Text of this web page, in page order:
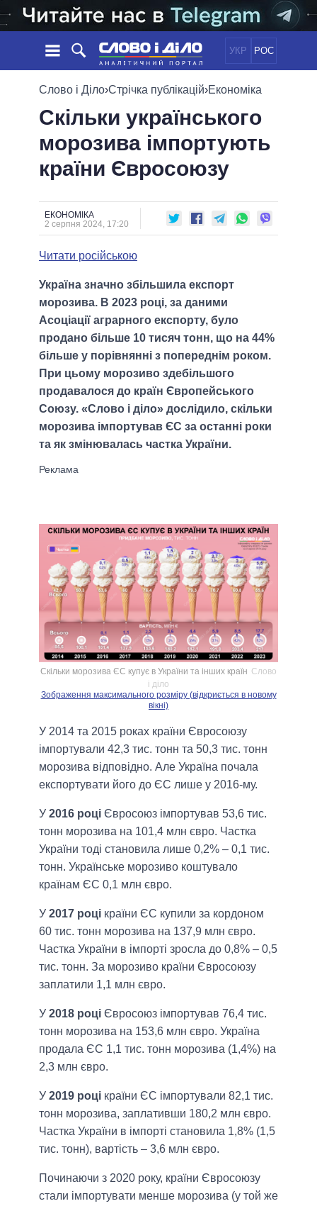
УКР РОС
НОВИНИ
СТРІЧКА
ПОДІЇ
СТАТТІ
ДУМКИ
ОГЛЯДИ
ДАЙДЖЕСТИ
ПОЛІТИКА
ЕКОНОМІКА
СУСПІЛЬСТВО
ОБIЦЯНКИ
ПОЛIТИКИ
УСІ ПОЛІТИКИ
ПРЕЗИДЕНТ І ОФІС
ВЕРХОВНА РАДА
МЕРИ МІСТ
ВСІ ПЕРСОНИ
ІНФОГРАФІКА
ВІДЕО
Слово і Діло›Стрічка публікацій›Економіка
Скільки українського
морозива імпортують
країни Євросоюзу
ЕКОНОМІКА
2 серпня 2024, 17:20
Читати російською
Україна значно збільшила експорт
морозива. В 2023 році, за даними
Асоціації аграрного експорту, було
продано більше 10 тисяч тонн, що на 44%
більше у порівнянні з попереднім роком.
При цьому морозиво здебільшого
продавалося до країн Європейського
Союзу. «Слово і діло» дослідило, скільки
морозива імпортував ЄС за останні роки
та як змінювалась частка України.
Скільки морозива ЄС купує в України та інших країн Слово
і діло
Зображення максимального розміру (відкриється в новому
вікні)
У 2014 та 2015 роках країни Євросоюзу
імпортували 42,3 тис. тонн та 50,3 тис. тонн
морозива відповідно. Але Україна почала
експортувати його до ЄС лише у 2016-му.
У 2016 році Євросоюз імпортував 53,6 тис.
тонн морозива на 101,4 млн євро. Частка
України тоді становила лише 0,2% – 0,1 тис.
тонн. Українське морозиво коштувало
країнам ЄС 0,1 млн євро.
У 2017 році країни ЄС купили за кордоном
60 тис. тонн морозива на 137,9 млн євро.
Частка України в імпорті зросла до 0,8% – 0,5
тис. тонн. За морозиво країни Євросоюзу
заплатили 1,1 млн євро.
У 2018 році Євросоюз імпортував 76,4 тис.
тонн морозива на 153,6 млн євро. Україна
продала ЄС 1,1 тис. тонн морозива (1,4%) на
2,3 млн євро.
У 2019 році країни ЄС імпортували 82,1 тис.
тонн морозива, заплативши 180,2 млн євро.
Частка України в імпорті становила 1,8% (1,5
тис. тонн), вартість – 3,6 млн євро.
Починаючи з 2020 року, країни Євросоюзу
стали імпортувати менше морозива (у той же